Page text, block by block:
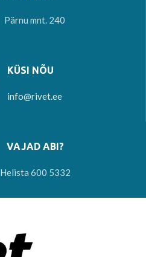
Pärnu mnt. 240
KÜSI NÕU
info@rivet.ee
VAJAD ABI?
Helista 600 5332